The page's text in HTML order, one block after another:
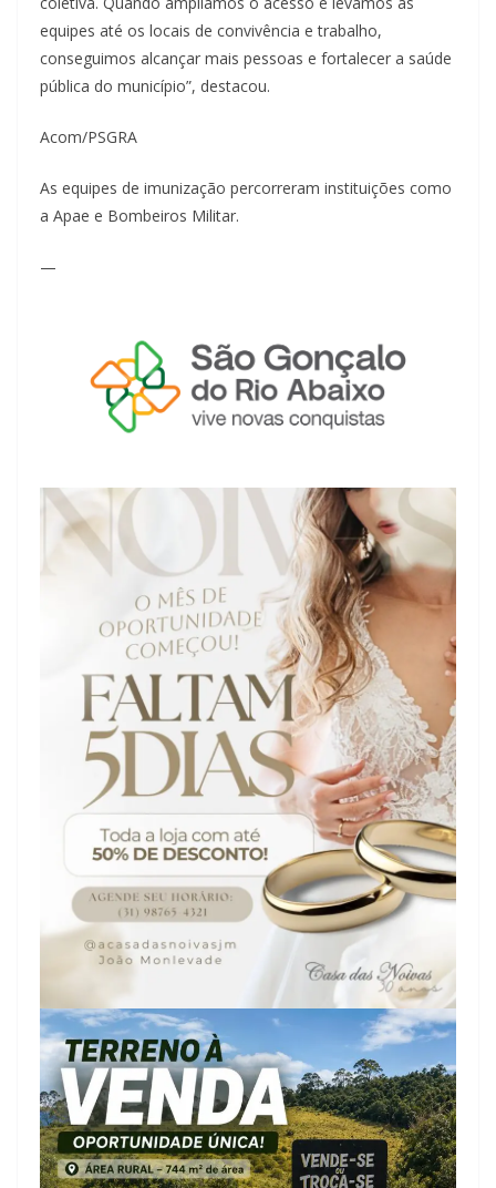
equipes até os locais de convivência e trabalho,
conseguimos alcançar mais pessoas e fortalecer a saúde
pública do município”, destacou.
Acom/PSGRA
As equipes de imunização percorreram instituições como
a Apae e Bombeiros Militar.
—